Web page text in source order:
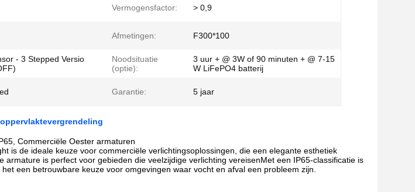
Vermogensfactor: > 0,9
Afmetingen: F300*100
- 3 Stepped Versio
Noodsituatie
(optie):
3 uur + @ 3W of 90 minuten + @ 7-15
W LiFePO4 batterij
Garantie: 5 jaar
Commerciële Oester armaturen
is de ideale keuze voor commerciële verlichtingsoplossingen, die een elegante esthetiek
armature is perfect voor gebieden die veelzijdige verlichting vereisenMet een IP65-classificatie is
een betrouwbare keuze voor omgevingen waar vocht en afval een probleem zijn.